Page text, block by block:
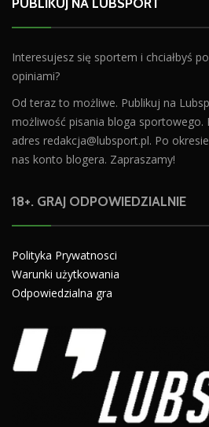
PUBLIKUJ NA LUBSPORT
Interesujesz się sportem i chciałbyś
opiniami?
Od teraz to możliwe. Publikuj na
możliwość pisania bloga sportowego.
adres redakcja@lubsport.pl. Po
nas konto blogera. Zapraszamy!
18+. GRAJ ODPOWIEDZIALNIE
Polityka Prywatnosci
Warunki użytkowania
Odpowiedzialna gra